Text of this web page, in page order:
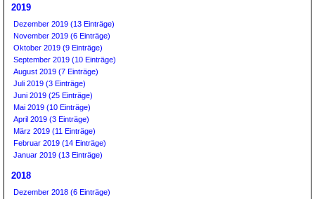
2019
Dezember 2019 (13 Einträge)
November 2019 (6 Einträge)
Oktober 2019 (9 Einträge)
September 2019 (10 Einträge)
August 2019 (7 Einträge)
Juli 2019 (3 Einträge)
Juni 2019 (25 Einträge)
Mai 2019 (10 Einträge)
April 2019 (3 Einträge)
März 2019 (11 Einträge)
Februar 2019 (14 Einträge)
Januar 2019 (13 Einträge)
2018
Dezember 2018 (6 Einträge)